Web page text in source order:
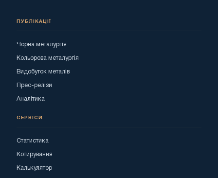
ПУБЛІКАЦІЇ
Чорна металургія
Кольорова металургія
Видобуток металів
Прес-релізи
Аналітика
СЕРВІСИ
Статистика
Котирування
Калькулятор